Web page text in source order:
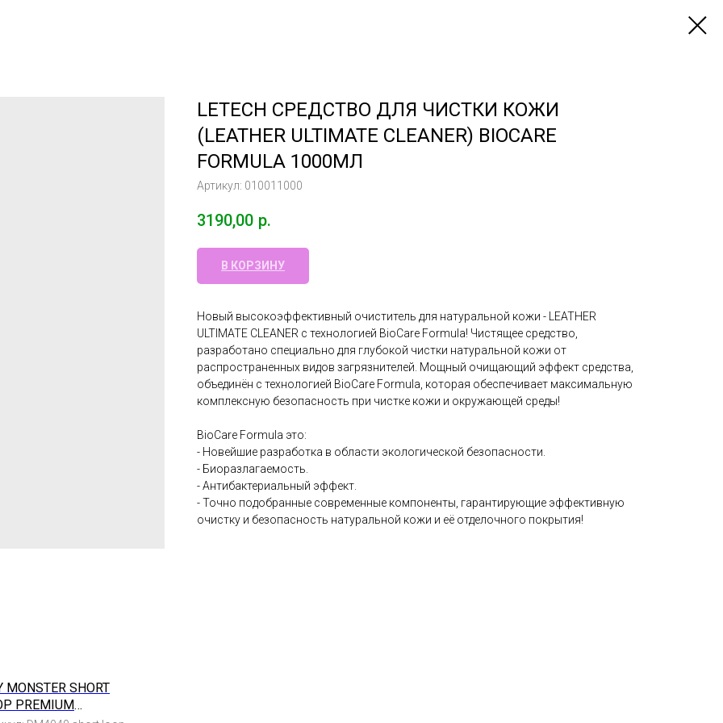
LETECH СРЕДСТВО ДЛЯ ЧИСТКИ КОЖИ
(LEATHER ULTIMATE CLEANER) BIOCARE
FORMULA 1000МЛ
Артикул: 010011000
3190,00 р.
В КОРЗИНУ
Новый высокоэффективный очиститель для натуральной кожи - LEATHER
ULTIMATE CLEANER с технологией BioCare Formula! Чистящее средство,
разработано специально для глубокой чистки натуральной кожи от
распространенных видов загрязнителей. Мощный очищающий эффект средства,
объединён с технологией BioCare Formula, которая обеспечивает максимальную
комплексную безопасность при чистке кожи и окружающей среды!
BioCare Formula это:
- Новейшие разработка в области экологической безопасности.
- Биоразлагаемость.
- Антибактериальный эффект.
- Точно подобранные современные компоненты, гарантирующие эффективную
очистку и безопасность натуральной кожи и её отделочного покрытия!
MONSTER SHORT
PREMIUM